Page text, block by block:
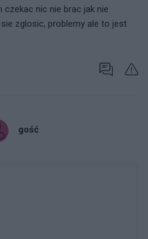
czekac nic nie brac jak nie
zglosic, problemy ale to jest
gość